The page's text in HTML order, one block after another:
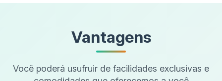
Vantagens
Você poderá usufruir de facilidades exclusivas e